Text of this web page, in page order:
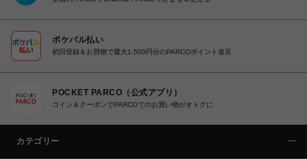
ポケパル払い
初回登録＆お買物で最大1,500円分のPARCOポイント進呈
POCKET PARCO（公式アプリ）
コイン＆クーポンでPARCOでのお買い物がオトクに
カテゴリー